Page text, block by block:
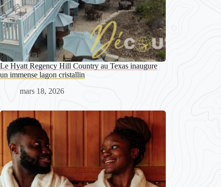
Le Hyatt Regency Hill Country au Texas inaugure
un immense lagon cristallin
mars 18, 2026